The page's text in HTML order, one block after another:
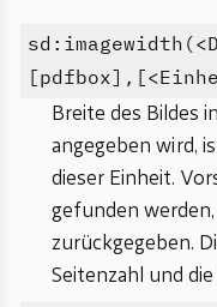
Breite des Bildes
angegeben wird,
dieser Einheit.
gefunden
zurückgegeben.
Seitenzahl und